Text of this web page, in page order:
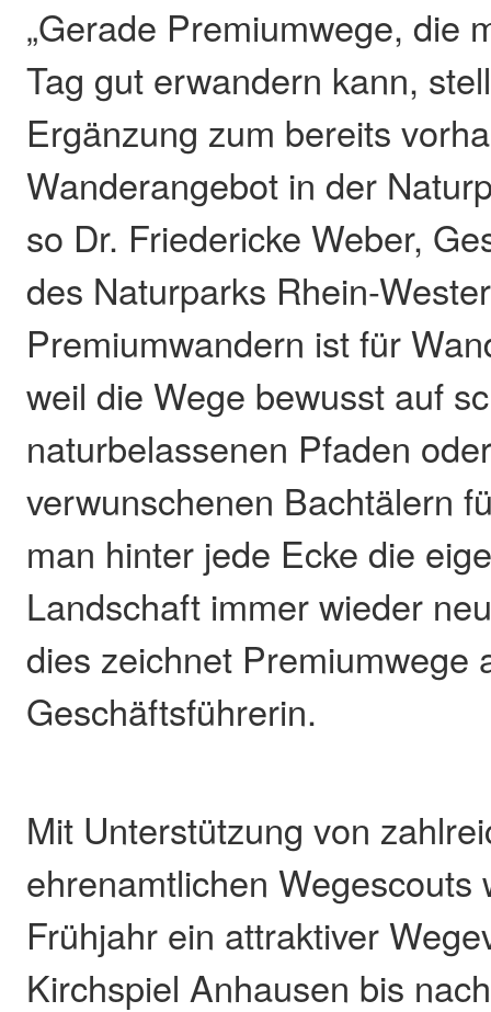
„Gerade Premiumwege, die
Tag gut erwandern kann,
Ergänzung zum bereits
Wanderangebot in der
so Dr. Friedericke Weber,
des Naturparks Rhein-
Premiumwandern ist für
weil die Wege bewusst auf
naturbelassenen Pfaden
verwunschenen Bachtälern
man hinter jede Ecke die
Landschaft immer wieder
dies zeichnet Premiumwege
Geschäftsführerin.
Mit Unterstützung von
ehrenamtlichen Wegescouts
Frühjahr ein attraktiver
Kirchspiel Anhausen bis